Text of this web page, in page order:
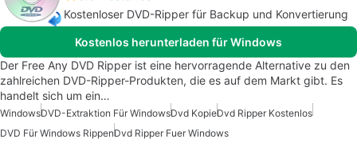
Kostenloser DVD-Ripper für Backup und Konvertierung
Kostenlos herunterladen für Windows
Der Free Any DVD Ripper ist eine hervorragende Alternative zu den
zahlreichen DVD-Ripper-Produkten, die es auf dem Markt gibt. Es
handelt sich um ein…
WindowsDVD-Extraktion Für WindowsDvd KopieDvd Ripper Kostenlos
DVD Für Windows RippenDvd Ripper Fuer Windows